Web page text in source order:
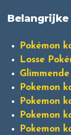
Pokémon
Losse
Pokemon
Pokemon
Pokemon
Pokemon